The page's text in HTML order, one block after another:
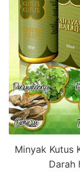
Minyak Kutus
Darah